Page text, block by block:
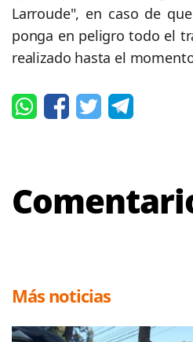
Larroude", en caso de
ponga en peligro todo el
realizado hasta el
Más noticias